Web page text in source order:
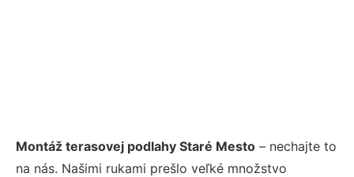
Montáž terasovej podlahy Staré Mesto – nechajte to
na nás. Našimi rukami prešlo veľké množstvo